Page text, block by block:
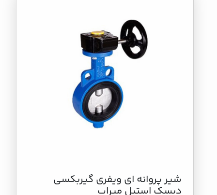
شیر پروانه ای ویفری گیربکسی
دیسک استیل میراب